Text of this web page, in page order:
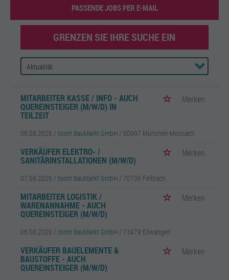
PASSENDE JOBS PER E-MAIL
GRENZEN SIE IHRE SUCHE EIN
MITARBEITER KASSE / INFO - AUCH
QUEREINSTEIGER (M/W/D) IN
TEILZEIT
Merken
08.08.2026 / toom BauMarkt GmbH / 80997 München-Moosach
VERKÄUFER ELEKTRO- /
SANITÄRINSTALLATIONEN (M/W/D)
Merken
07.08.2026 / toom BauMarkt GmbH / 70736 Fellbach
MITARBEITER LOGISTIK /
WARENANNAHME - AUCH
QUEREINSTEIGER (M/W/D)
Merken
06.08.2026 / toom BauMarkt GmbH / 73479 Ellwangen
VERKÄUFER BAUELEMENTE &
BAUSTOFFE - AUCH
QUEREINSTEIGER (M/W/D)
Merken